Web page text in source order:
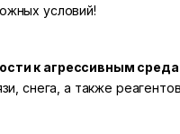
условий!
к агрессивным
снега, а также